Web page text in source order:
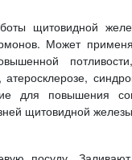
щитовидной
Может
для повышения
щитовидной